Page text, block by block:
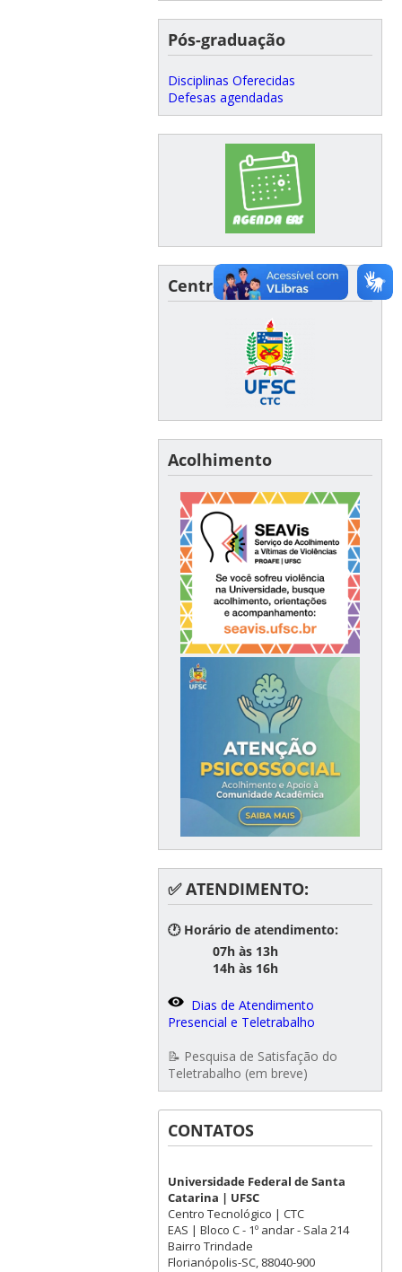
Pós-graduação
Disciplinas Oferecidas
Defesas agendadas
Centro Tecnológico
Acolhimento
✅ ATENDIMENTO:
🕐 Horário de atendimento:
07h às 13h
14h às 16h
Dias de Atendimento
Presencial e Teletrabalho
📝 Pesquisa de Satisfação do
Teletrabalho (em breve)
CONTATOS
Universidade Federal de Santa
Catarina | UFSC
Centro Tecnológico | CTC
EAS | Bloco C - 1º andar - Sala 214
Bairro Trindade
Florianópolis-SC, 88040-900